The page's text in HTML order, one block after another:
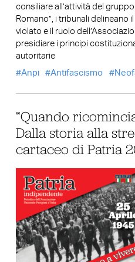
consiliare all’attività del
Romano”, i tribunali
violato e il ruolo
presidiare i principi
autoritarie
Anpi
Antifascismo
“Quando
Dalla storia alla
cartaceo di Patria